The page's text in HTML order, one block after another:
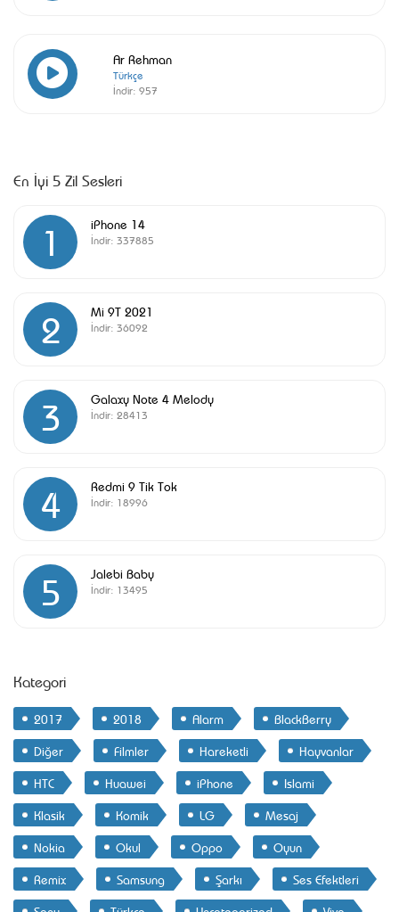
Ar Rehman
Türkçe
İndir: 957
En İyi 5 Zil Sesleri
1 iPhone 14
İndir: 337885
2 Mi 9T 2021
İndir: 36092
3 Galaxy Note 4 Melody
İndir: 28413
4 Redmi 9 Tik Tok
İndir: 18996
5 Jalebi Baby
İndir: 13495
Kategori
2017 2018 Alarm
BlackBerry
Diğer
Filmler Hareketli
Hayvanlar
HTC
Huawei iPhone
Islami
Klasik
Komik LG
Mesaj
Nokia
Okul Oppo
Oyun
Remix
Samsung Şarkı
Ses Efektleri